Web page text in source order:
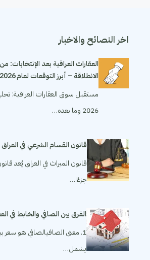
اخر النصائح والاخبار
العقارات العراقية بعد الإنتخابات:
الانطلاقة – أبرز التوقعات لعام 2026
مستقبل سوق العقارات العراقية:
2026 وما بعده…
قانون القسام الشرعي في العراق
قانون الميراث في العراق يُعد
جزءًا…
الفرق بين الصافي والخابط في
1. معنى الصافيالصافي هو سعر
يشمل…